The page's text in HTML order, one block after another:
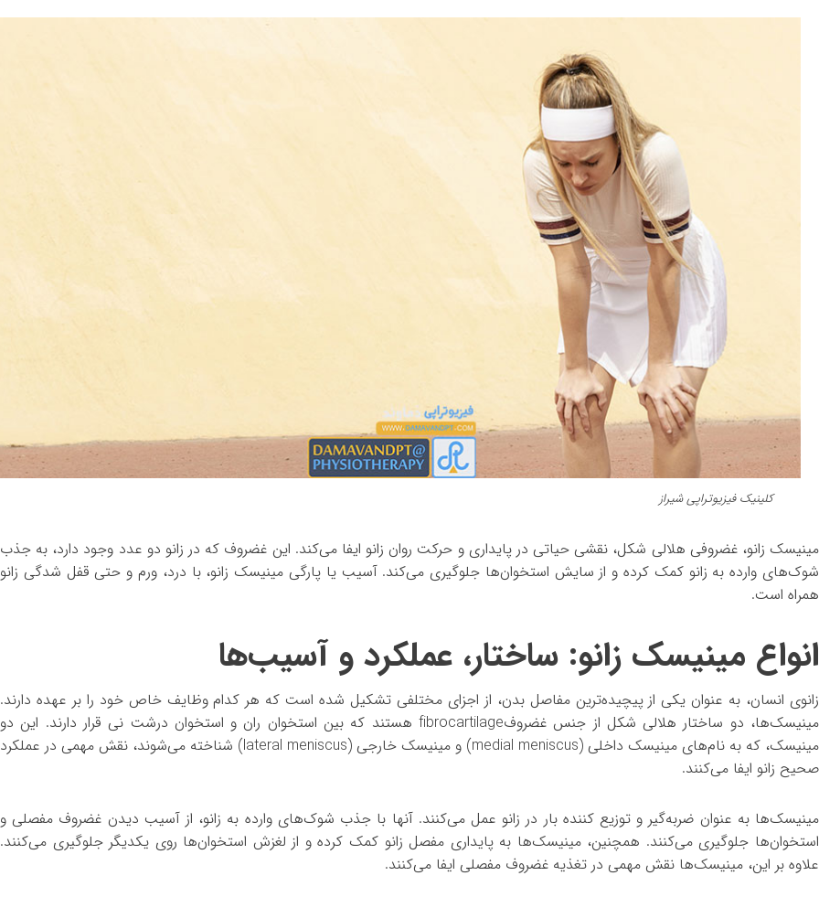
کلینیک فیزیوتراپی شیراز
مینیسک زانو، غضروفی هلالی شکل، نقشی حیاتی در پایداری و حرکت روان زانو ایفا می‌کند. این غضروف که در زانو دو عدد وجود دارد، به جذب
شوک‌های وارده به زانو کمک کرده و از سایش استخوان‌ها جلوگیری می‌کند. آسیب یا پارگی مینیسک زانو، با درد، ورم و حتی قفل شدگی زانو
همراه است.
انواع مینیسک زانو: ساختار، عملکرد و آسیب‌ها
زانوی انسان، به عنوان یکی از پیچیده‌ترین مفاصل بدن، از اجزای مختلفی تشکیل شده است که هر کدام وظایف خاص خود را بر عهده دارند.
مینیسک‌ها، دو ساختار هلالی شکل از جنس غضروفfibrocartilage هستند که بین استخوان ران و استخوان درشت نی قرار دارند. این دو
مینیسک، که به نام‌های مینیسک داخلی (medial meniscus) و مینیسک خارجی (lateral meniscus) شناخته می‌شوند، نقش مهمی در عملکرد
صحیح زانو ایفا می‌کنند.
مینیسک‌ها به عنوان ضربه‌گیر و توزیع کننده بار در زانو عمل می‌کنند. آنها با جذب شوک‌های وارده به زانو، از آسیب دیدن غضروف مفصلی و
استخوان‌ها جلوگیری می‌کنند. همچنین، مینیسک‌ها به پایداری مفصل زانو کمک کرده و از لغزش استخوان‌ها روی یکدیگر جلوگیری می‌کنند.
علاوه بر این، مینیسک‌ها نقش مهمی در تغذیه غضروف مفصلی ایفا می‌کنند.